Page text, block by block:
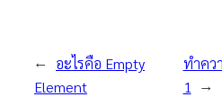
←
อะไรคือ Empty
Element
ทำคว
1 →